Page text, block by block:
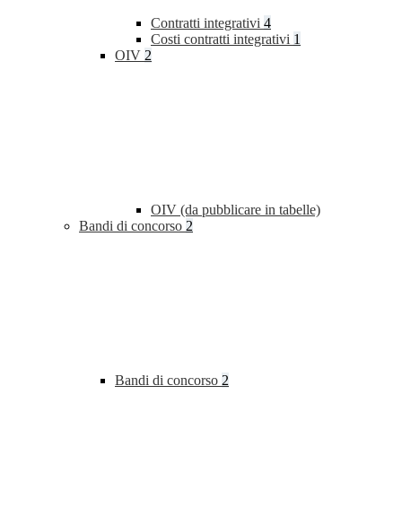
Contratti integrativi 4
Costi contratti integrativi 1
OIV 2
OIV (da pubblicare in tabelle)
Bandi di concorso 2
Bandi di concorso 2